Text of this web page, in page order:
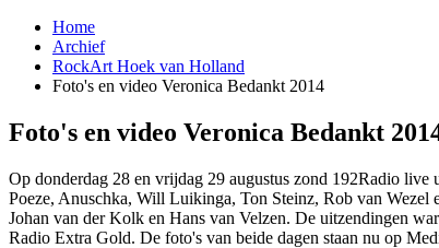
Home
Archief
RockArt Hoek van Holland
Foto's en video Veronica Bedankt 2014
Foto's en video Veronica Bedankt
Op donderdag 28 en vrijdag 29 augustus zond 192Radio
Poeze, Anuschka, Will Luikinga, Ton Steinz, Rob van
Johan van der Kolk en Hans van Velzen. De uitzendingen
Radio Extra Gold. De foto's van beide dagen staan nu op